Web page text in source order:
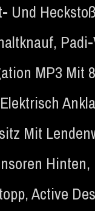
Und
,
MP3 Mit
Mit
Hinten,
,Active